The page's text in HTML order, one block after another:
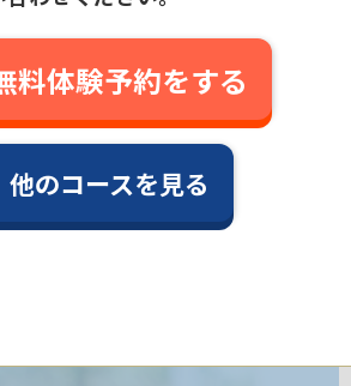
料体験予約をする
他のコースを見る